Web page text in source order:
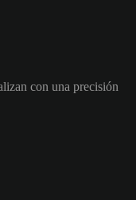
con una precisión